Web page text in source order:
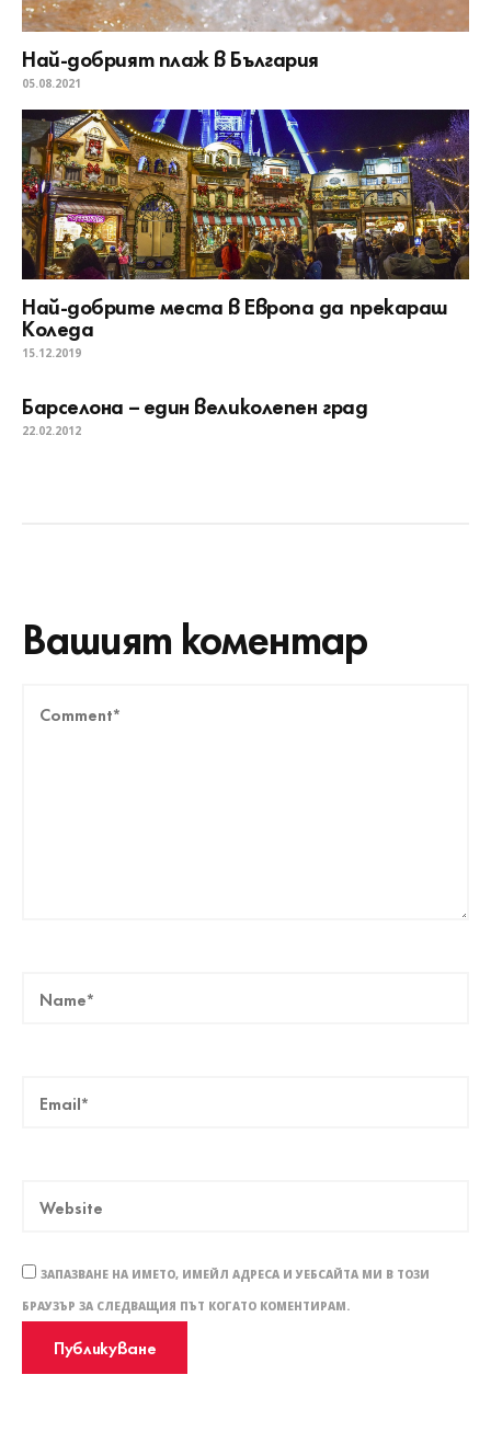
Най-добрият плаж в България
05.08.2021
Най-добрите места в Европа да прекараш
Коледа
15.12.2019
Барселона – един великолепен град
22.02.2012
Вашият коментар
ЗАПАЗВАНЕ НА ИМЕТО, ИМЕЙЛ АДРЕСА И УЕБСАЙТА МИ В ТОЗИ
БРАУЗЪР ЗА СЛЕДВАЩИЯ ПЪТ КОГАТО КОМЕНТИРАМ.